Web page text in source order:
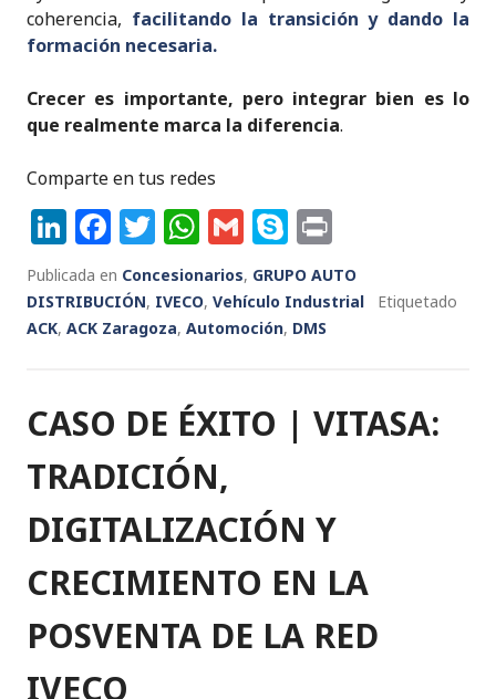
coherencia, facilitando la transición y dando la
formación necesaria.
Crecer es importante, pero integrar bien es lo
que realmente marca la diferencia.
Comparte en tus redes
Li
n
k
e
n
F
a
c
e
o
o
k
T
w
it
te
W
h
a
ts
p
p
G
m
ai
l
S
k
y
p
ri
n
Publicada en Concesionarios, GRUPO AUTO
DISTRIBUCIÓN, IVECO, Vehículo Industrial
Etiquetado
ACK, ACK Zaragoza, Automoción, DMS
CASO DE ÉXITO | VITASA:
TRADICIÓN,
DIGITALIZACIÓN Y
CRECIMIENTO EN LA
POSVENTA DE LA RED
IVECO